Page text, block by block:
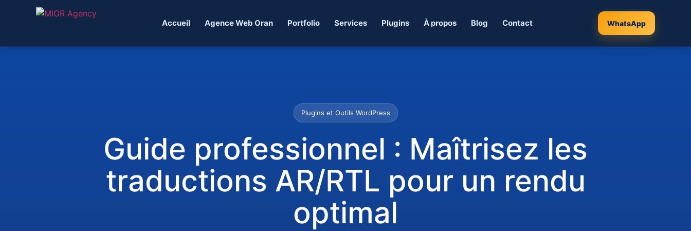
Accueil Agence Web Oran Portfolio Services Plugins À propos Blog Contact WhatsApp
Plugins et Outils WordPress
Guide professionnel : Maîtrisez les
traductions AR/RTL pour un rendu
optimal